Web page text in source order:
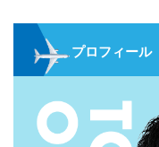
プロフィール